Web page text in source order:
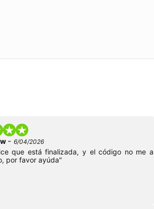
-6/04/2026
que está finalizada, y el código no me a
por favor ayúda"